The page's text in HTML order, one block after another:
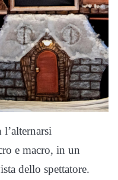
e macro, in un
dello spettatore.